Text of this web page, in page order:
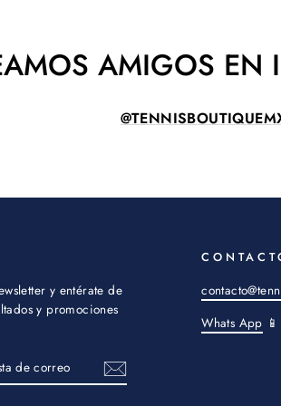
AMIGOS EN
y entérate de
y promociones
Whats App